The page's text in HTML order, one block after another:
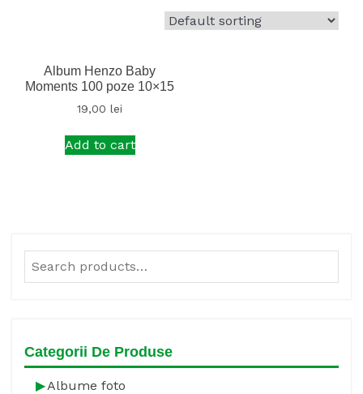
Album Henzo Baby
Moments 100 poze 10×15
19,00lei
Add to cart
Categorii De Produse
Albume foto